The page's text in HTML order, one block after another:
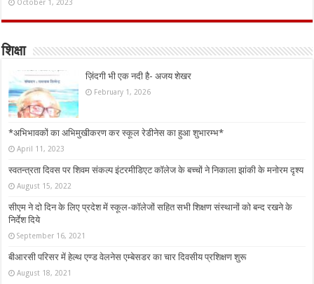
October 1, 2023
शिक्षा
ज़िंदगी भी एक नदी है- अजय शेखर
February 1, 2026
*अभिभावकों का अभिमुखीकरण कर स्कूल रेडीनेस का हुआ शुभारम्भ*
April 11, 2023
स्वतन्त्रता दिवस पर शिवम संकल्प इंटरमीडिएट कॉलेज के बच्चों ने निकाला झांकी के मनोरम दृश्य
August 15, 2022
सीएम ने दो दिन के लिए प्रदेश में स्कूल-कॉलेजों सहित सभी शिक्षण संस्थानों को बन्द रखने के
निर्देश दिये
September 16, 2021
बीआरसी परिसर में हेल्थ एण्ड वेलनेस एम्बेसडर का चार दिवसीय प्रशिक्षण शुरू
August 18, 2021